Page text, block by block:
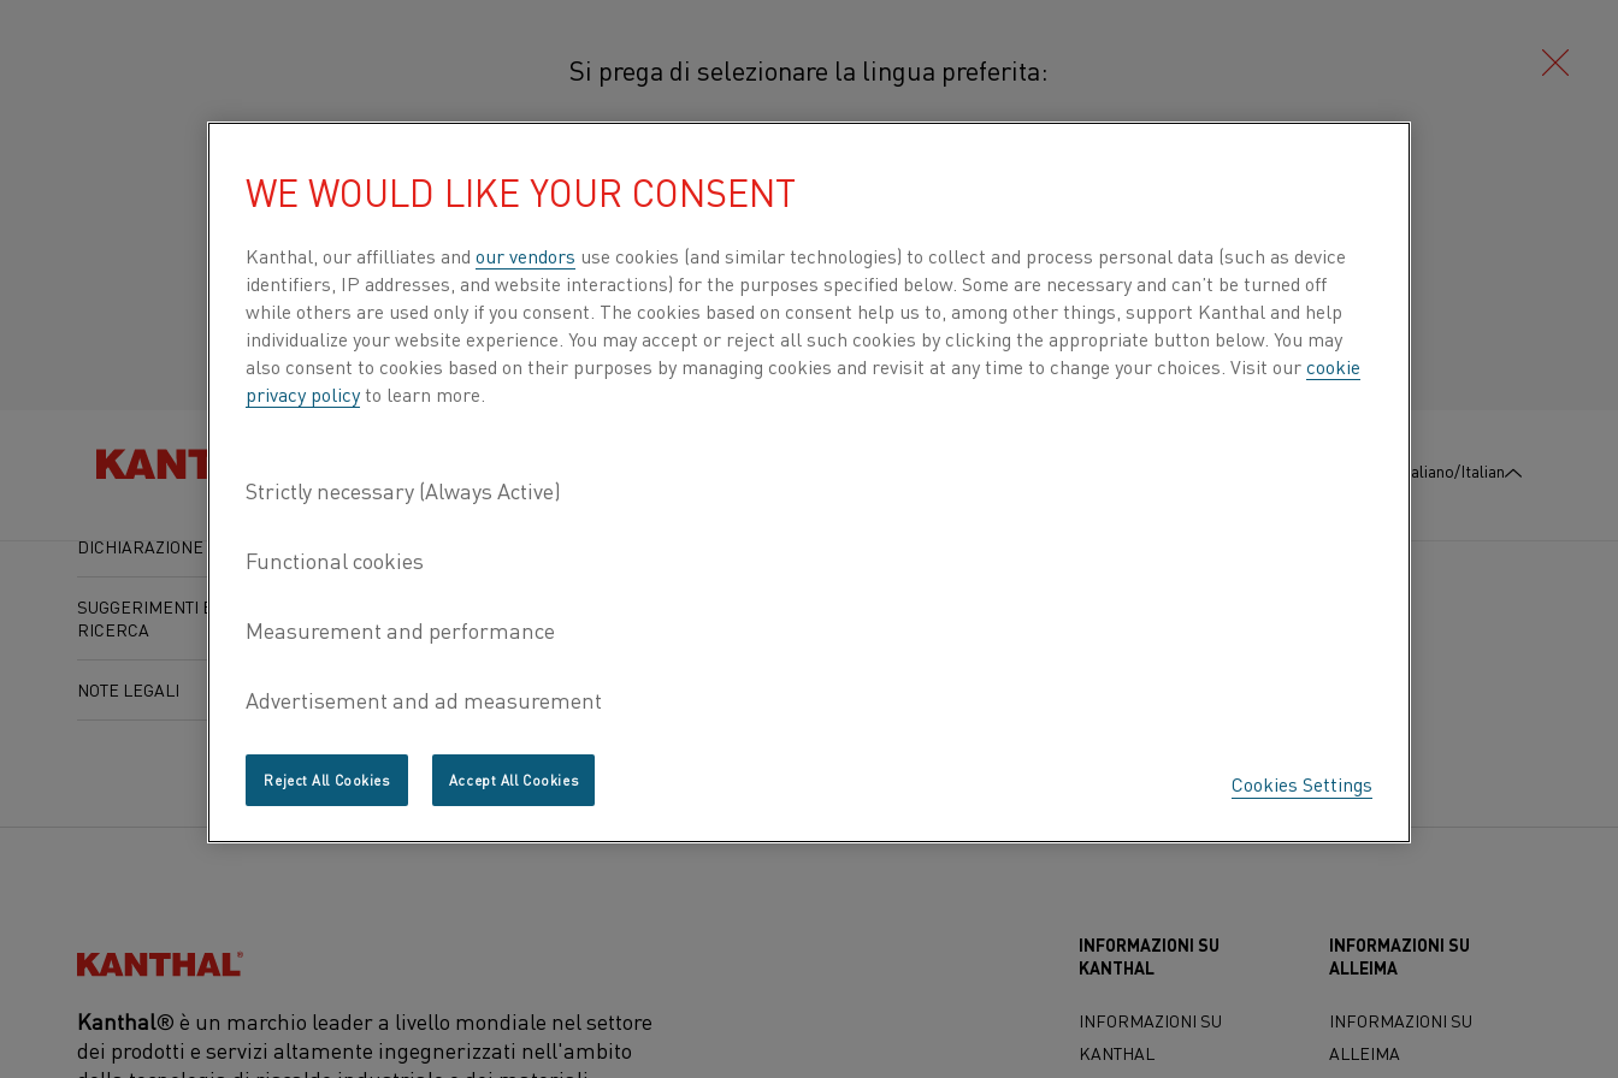
Si prega di selezionare la lingua preferita:
Sito globale/Inglese 简体中文/Chinese
Italiano/Italian 日本語/Japanese Português/Portuguese
Español/Spanish Français/French
Italiano/Italian
INFORMATIVA SULLA PRIVACY DEI
COOKIE
DICHIARAZIONE DI ACCESSIBILITÀ
SUGGERIMENTI E ASSISTENZA PER LA
RICERCA
NOTE LEGALI
PERSONAL DATA REQUEST
REQUEST FORMS
Below is a link to the form to be used to exercise your right to access, rectify or request us to stop
Personal Data Request Form
Kanthal®
Kanthal® è un marchio leader a livello mondiale nel settore
dei prodotti e servizi altamente ingegnerizzati nell'ambito
INFORMAZIONI SU
KANTHAL
INFORMAZIONI SU
KANTHAL
INFORMAZIONI SU
ALLEIMA
INFORMAZIONI SU
ALLEIMA
WE WOULD LIKE YOUR CONSENT
Kanthal, our affilliates and our vendors use cookies (and similar technologies) to collect and process personal data (such as device
identifiers, IP addresses, and website interactions) for the purposes specified below. Some are necessary and can’t be turned off
while others are used only if you consent. The cookies based on consent help us to, among other things, support Kanthal and help
individualize your website experience. You may accept or reject all such cookies by clicking the appropriate button below. You may
also consent to cookies based on their purposes by managing cookies and revisit at any time to change your choices. Visit ourcookie
privacy policyto learn more.
Cookies Settings
Reject All Cookies Accept All Cookies